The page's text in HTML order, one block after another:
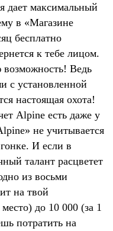
дает максимальный
в «Магазине
бесплатно
к тебе лицом.
Ведь
с установленной
настоящая охота!
Alpine есть даже у
не учитывается
И если в
талант расцветет
из восьми
на твой
до 10 000 (за 1
потратить на